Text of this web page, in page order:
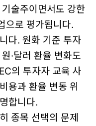
술주이면서도 강한
으로 평가됩니다.
다. 원화 기준 투자
·달러 환율 변화도
의 투자자 교육 사
용과 환율 변동 위
합니다.
종목 선택의 문제